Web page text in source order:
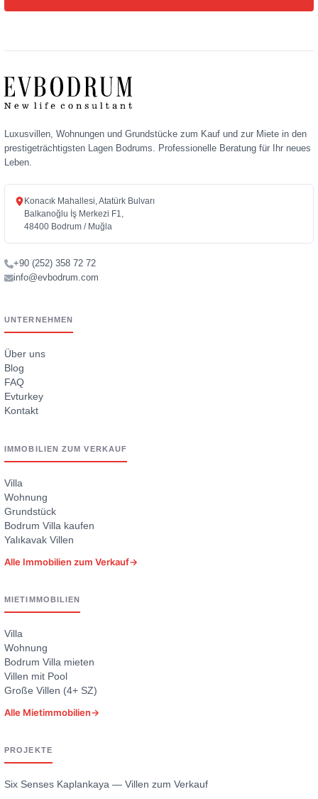
Adresse
Luxusvillen, Wohnungen und Grundstücke zum Kauf und zur Miete in den
prestigeträchtigsten Lagen Bodrums. Professionelle Beratung für Ihr neues
Leben.
Konacık Mahallesi, Atatürk Bulvarı
Balkanoğlu İş Merkezi F1,
48400 Bodrum / Muğla
+90 (252) 358 72 72
info@evbodrum.com
UNTERNEHMEN
Über uns
Blog
FAQ
Evturkey
Kontakt
IMMOBILIEN ZUM VERKAUF
Villa
Wohnung
Grundstück
Bodrum Villa kaufen
Yalıkavak Villen
Alle Immobilien zum Verkauf→
MIETIMMOBILIEN
Villa
Wohnung
Bodrum Villa mieten
Villen mit Pool
Große Villen (4+ SZ)
Alle Mietimmobilien→
PROJEKTE
Six Senses Kaplankaya — Villen zum Verkauf